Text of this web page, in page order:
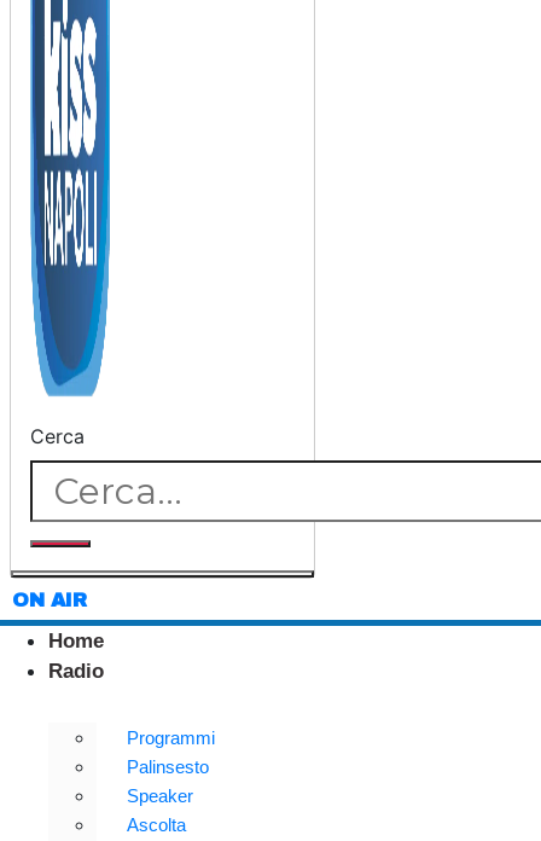
Cerca
ON AIR
Home
Radio
Programmi
Palinsesto
Speaker
Ascolta